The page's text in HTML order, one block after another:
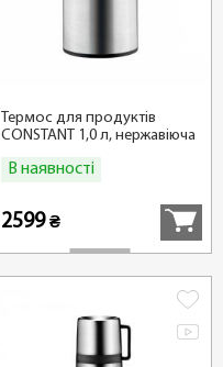
Термос для продуктів
CONSTANT 1,0 л, нержавіюча
В наявності
2599₴